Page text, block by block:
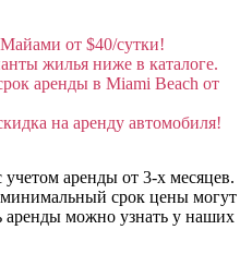
от $40/сутки!
жилья ниже в каталоге.
аренды в Miami Beach от
на аренду автомобиля!
учетом аренды от 3-х месяцев.
срок цены могут
аренды можно узнать у наших